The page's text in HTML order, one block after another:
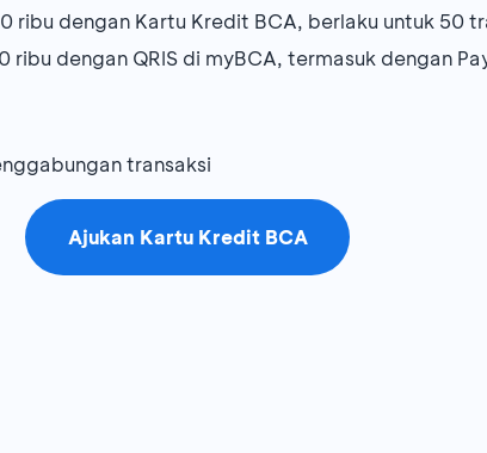
ribu dengan Kartu Kredit BCA, berlaku untuk 50
ribu dengan QRIS di myBCA, termasuk dengan
transaksi
Ajukan Kartu Kredit BCA